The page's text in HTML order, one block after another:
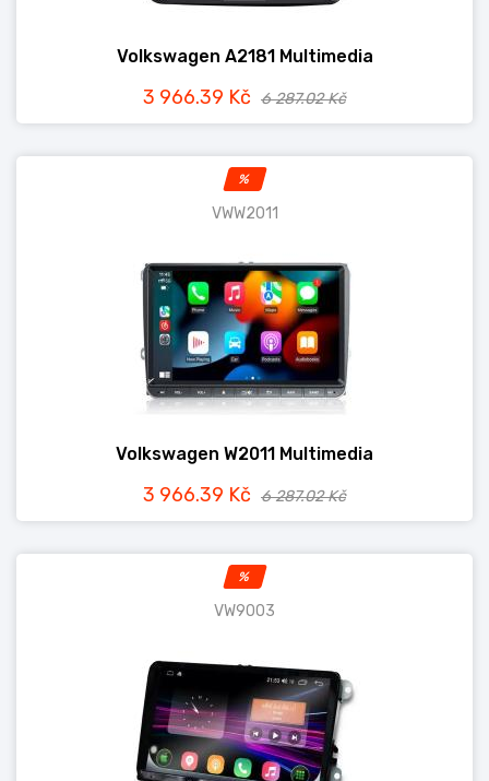
Volkswagen A2181 Multimedia
3 966.39 Kč 6 287.02 Kč
%
VWW2011
Volkswagen W2011 Multimedia
3 966.39 Kč 6 287.02 Kč
%
VW9003